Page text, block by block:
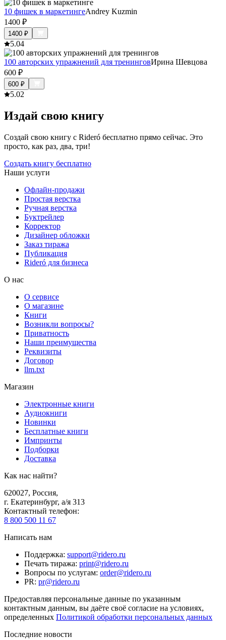
10 фишек в маркетингеAndrey Kuzmin
1400 ₽
1400 ₽
5.04
100 авторских упражнений для тренинговИрина Шевцова
600 ₽
600 ₽
5.02
Издай свою книгу
Создай свою книгу с Rideró бесплатно прямо сейчас. Это
просто, как раз, два, три!
Создать книгу бесплатно
Наши услуги
Офлайн-продажи
Простая верстка
Ручная верстка
Буктрейлер
Корректор
Дизайнер обложки
Заказ тиража
Публикация
Rideró для бизнеса
О нас
О сервисе
О магазине
Книги
Возникли вопросы?
Приватность
Наши преимущества
Реквизиты
Договор
llm.txt
Магазин
Электронные книги
Аудиокниги
Новинки
Бесплатные книги
Импринты
Подборки
Доставка
Как нас найти?
620027, Россия,
г. Екатеринбург, а/я 313
Контактный телефон:
8 800 500 11 67
Написать нам
Поддержка: support@ridero.ru
Печать тиража: print@ridero.ru
Вопросы по услугам: order@ridero.ru
PR: pr@ridero.ru
Предоставляя персональные данные по указанным
контактным данным, вы даёте своё согласие на условиях,
определенных Политикой обработки персональных данных
Последние новости